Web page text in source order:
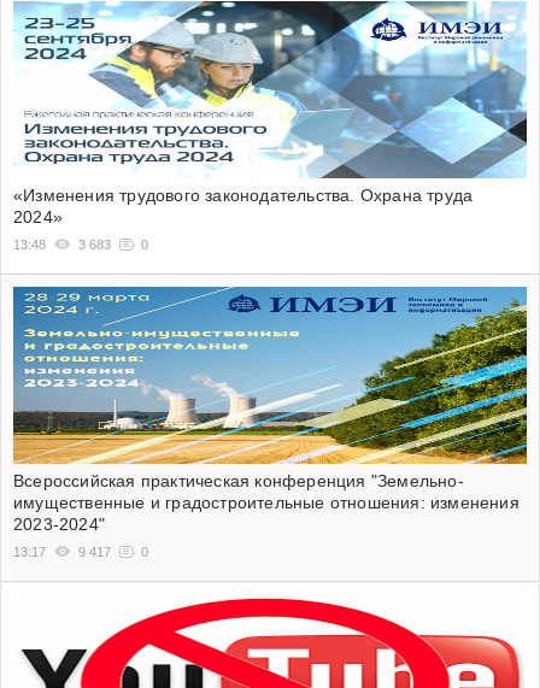
«Изменения трудового законодательства. Охрана труда
2024»
13:48 3 683 0
Всероссийская практическая конференция "Земельно-
имущественные и градостроительные отношения: изменения
2023-2024"
13:17 9 417 0